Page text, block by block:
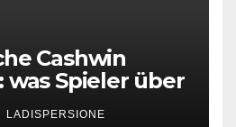
Cashwin
Spieler über
denken
LADISPERSIONE